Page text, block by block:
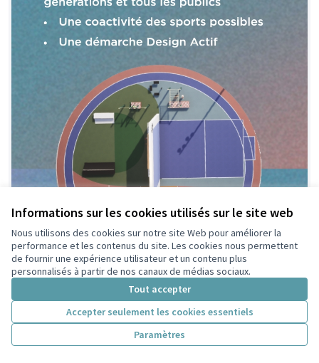
Informations sur les cookies utilisés sur le site web
Nous utilisons des cookies sur notre site Web pour améliorer la
performance et les contenus du site. Les cookies nous permettent
de fournir une expérience utilisateur et un contenu plus
personnalisés à partir de nos canaux de médias sociaux.
Tout accepter
Accepter seulement les cookies essentiels
Paramètres